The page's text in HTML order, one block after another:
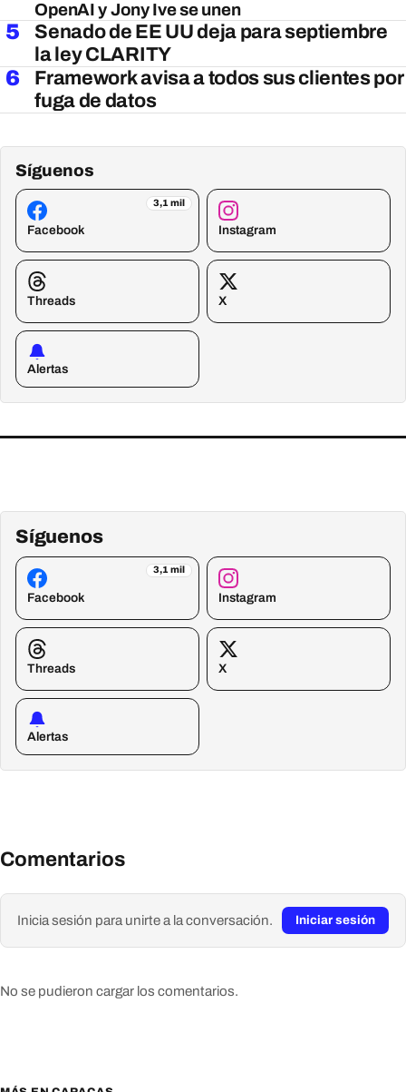
OpenAI y Jony Ive se unen
5
Senado de EE UU deja para septiembre
la ley CLARITY
6
Framework avisa a todos sus clientes por
fuga de datos
Síguenos
3,1 mil
Facebook Instagram
Threads X
Alertas
Síguenos
3,1 mil
Facebook Instagram
Threads X
Alertas
Comentarios
Inicia sesión para unirte a la conversación. Iniciar sesión
No se pudieron cargar los comentarios.